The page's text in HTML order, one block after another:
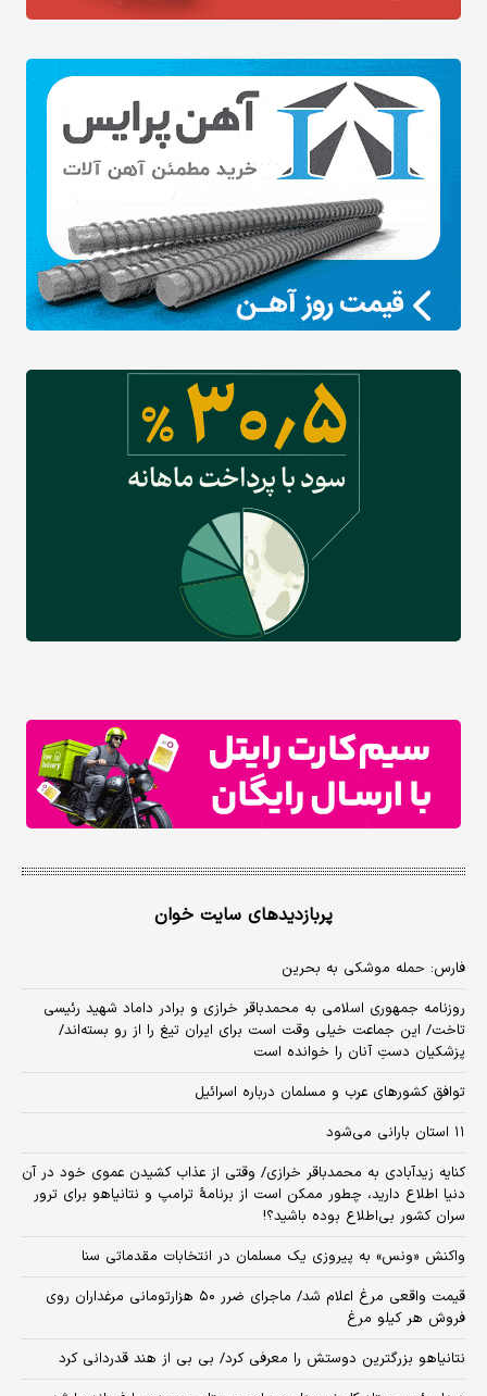
پربازدیدهای سایت خوان
فارس: حمله موشکی به بحرین
روزنامه جمهوری اسلامی به محمدباقر خرازی و برادر داماد شهید رئیسی
تاخت/ این جماعت خیلی وقت است برای ایران تیغ را از رو بسته‌اند/
پزشکیان دستِ آنان را خوانده است
توافق کشورهای عرب و مسلمان درباره اسرائیل
۱۱ استان بارانی می‌شود
کنایه زیدآبادی به محمدباقر خرازی/ وقتی از عذاب کشیدن عموی خود در آن
دنیا اطلاع دارید، چطور ممکن است از برنامهٔ ترامپ و نتانیاهو برای ترور
سران کشور بی‌اطلاع بوده باشید؟!
واکنش «ونس» به پیروزی یک مسلمان در انتخابات مقدماتی سنا
قیمت واقعی مرغ اعلام شد/ ماجرای ضرر ۵۰ هزارتومانی مرغداران روی
فروش هر کیلو مرغ
نتانیاهو بزرگترین دوستش را معرفی کرد/ بی بی از هند قدردانی کرد